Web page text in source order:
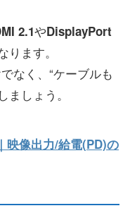
2.1やDisplayPort
ます。
なく、“ケーブルも
しょう。
映像出力/給電(PD)の